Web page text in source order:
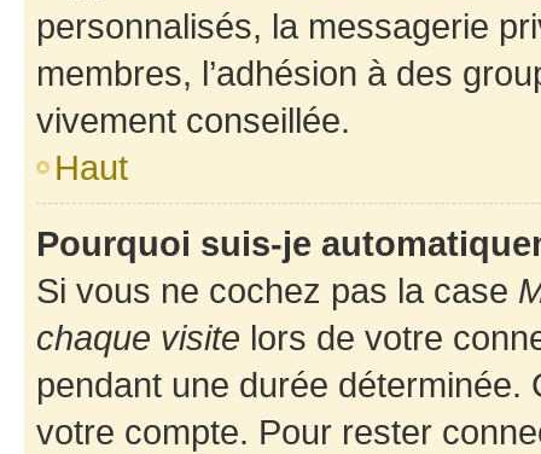
personnalisés, la messagerie
membres, l’adhésion à des
vivement conseillée.
Haut
Pourquoi suis-je
Si vous ne cochez pas la case
chaque visite lors de votre
pendant une durée déterminée.
votre compte. Pour rester